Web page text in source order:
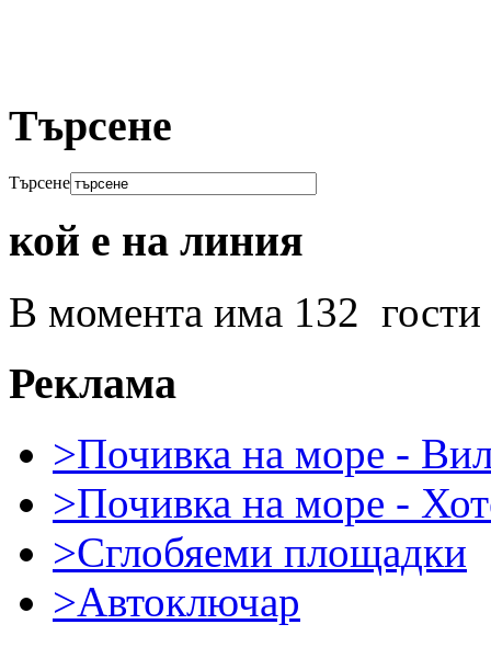
Търсене
Търсене
кой е на линия
В момента има 132 гости
Реклама
>Почивка на море -
>Почивка на море -
>Сглобяеми площадки
>Автоключар